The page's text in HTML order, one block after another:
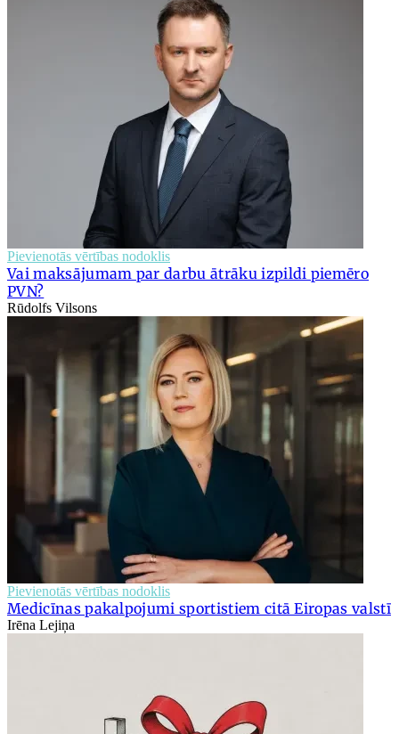
Pievienotās vērtības nodoklis
Vai maksājumam par darbu ātrāku izpildi piemēro
PVN?
Rūdolfs Vilsons
Pievienotās vērtības nodoklis
Medicīnas pakalpojumi sportistiem citā Eiropas valstī
Irēna Lejiņa